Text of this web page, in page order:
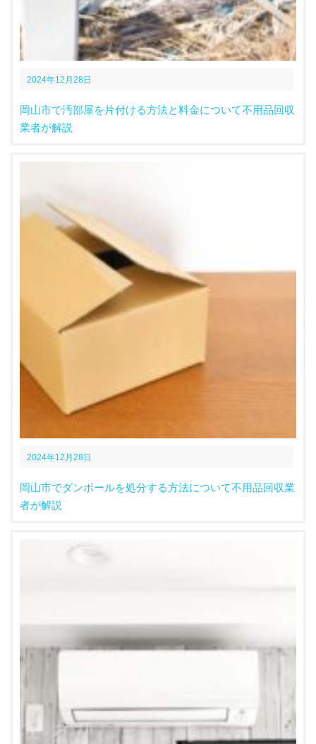
2024年12月28日
岡山市で汚部屋を片付ける方法と料金について不用品回収
業者が解説
2024年12月28日
岡山市でダンボールを処分する方法について不用品回収業
者が解説